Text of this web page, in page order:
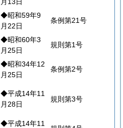
◆昭和59年9
月22日
条例第21号
◆昭和60年3
月25日
規則第1号
◆昭和34年12
月25日
条例第2号
◆平成14年11
月28日
規則第3号
◆平成14年11